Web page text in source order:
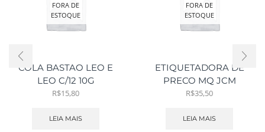
FORA DE
ESTOQUE
COLA BASTAO LEO E
LEO C/12 10G
R$15,80
LEIA MAIS
FORA DE
ESTOQUE
ETIQUETADORA DE
PRECO MQ JCM
R$35,50
LEIA MAIS